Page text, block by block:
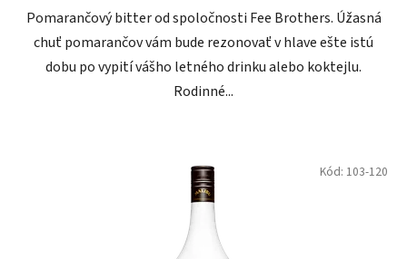
Pomarančový bitter od spoločnosti Fee Brothers. Úžasná
chuť pomarančov vám bude rezonovať v hlave ešte istú
dobu po vypití vášho letného drinku alebo koktejlu.
Rodinné...
Kód: 103-120